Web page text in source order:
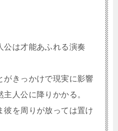
公は才能あふれる演奏
がきっかけで現実に影響
人公に降りかかる。
彼を周りが放っては置け